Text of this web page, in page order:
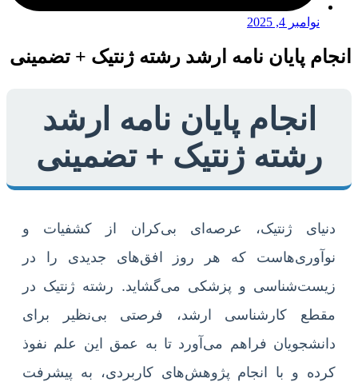
نوامبر 4, 2025
انجام پایان نامه ارشد رشته ژنتیک + تضمینی
انجام پایان نامه ارشد
رشته ژنتیک + تضمینی
دنیای ژنتیک، عرصه‌ای بی‌کران از کشفیات و
نوآوری‌هاست که هر روز افق‌های جدیدی را در
زیست‌شناسی و پزشکی می‌گشاید. رشته ژنتیک در
مقطع کارشناسی ارشد، فرصتی بی‌نظیر برای
دانشجویان فراهم می‌آورد تا به عمق این علم نفوذ
کرده و با انجام پژوهش‌های کاربردی، به پیشرفت